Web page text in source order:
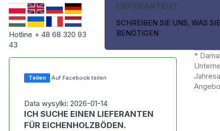
Hotline + 48 68 320 93
43
LIEFERANTEN?
SCHREIBEN SIE UNS, WAS SIE
BENÖTIGEN
Teilen Auf Facebook teilen
Data wysylki: 2026-01-14
ICH SUCHE EINEN LIEFERANTEN
FÜR EICHENHOLZBÖDEN.
*